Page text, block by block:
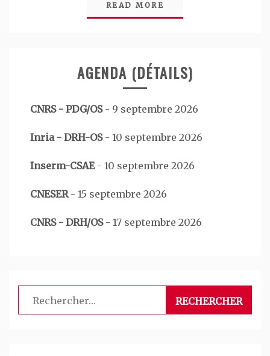
READ MORE
AGENDA (DÉTAILS)
CNRS - PDG/OS- 9 septembre 2026
Inria - DRH-OS- 10 septembre 2026
Inserm-CSAE- 10 septembre 2026
CNESER- 15 septembre 2026
CNRS - DRH/OS- 17 septembre 2026
Rechercher :